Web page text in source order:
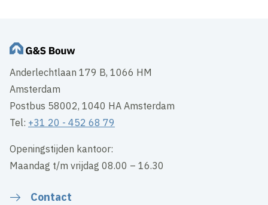
Anderlechtlaan 179 B, 1066 HM
Amsterdam
Postbus 58002, 1040 HA Amsterdam
Tel: +31 20 - 452 68 79
Openingstijden kantoor:
Maandag t/m vrijdag 08.00 – 16.30
Contact